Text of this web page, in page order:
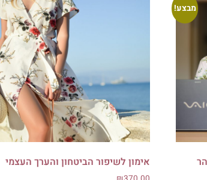
מבצע!
אימון לשיפור הביטחון והערך העצמי